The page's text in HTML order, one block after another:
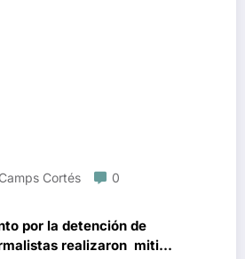
Cortés
0
por la detención de
realizaron mitin